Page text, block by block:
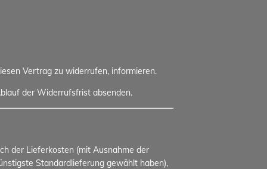
Vertrag zu widerrufen, informieren.
der Widerrufsfrist absenden.
der Lieferkosten (mit Ausnahme der
Standardlieferung gewählt haben),